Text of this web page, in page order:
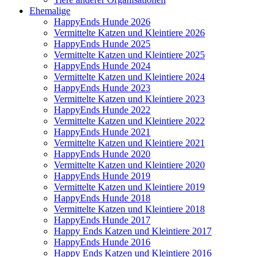
Ehemalige
HappyEnds Hunde 2026
Vermittelte Katzen und Kleintiere 2026
HappyEnds Hunde 2025
Vermittelte Katzen und Kleintiere 2025
HappyEnds Hunde 2024
Vermittelte Katzen und Kleintiere 2024
HappyEnds Hunde 2023
Vermittelte Katzen und Kleintiere 2023
HappyEnds Hunde 2022
Vermittelte Katzen und Kleintiere 2022
HappyEnds Hunde 2021
Vermittelte Katzen und Kleintiere 2021
HappyEnds Hunde 2020
Vermittelte Katzen und Kleintiere 2020
HappyEnds Hunde 2019
Vermittelte Katzen und Kleintiere 2019
HappyEnds Hunde 2018
Vermittelte Katzen und Kleintiere 2018
HappyEnds Hunde 2017
Happy Ends Katzen und Kleintiere 2017
HappyEnds Hunde 2016
Happy Ends Katzen und Kleintiere 2016